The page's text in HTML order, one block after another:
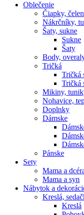
Oblečenie
Čiapky,
Nákrčníky,
Šaty, sukne
Sukne
Šaty
Body,
Tričká
Tričká
Tričká
Mikiny,
Nohavice,
Doplnky
Dámske
Pánske
Sety
Mama a
Mama a syn
Nábytok a
Kreslá,
Kreslá